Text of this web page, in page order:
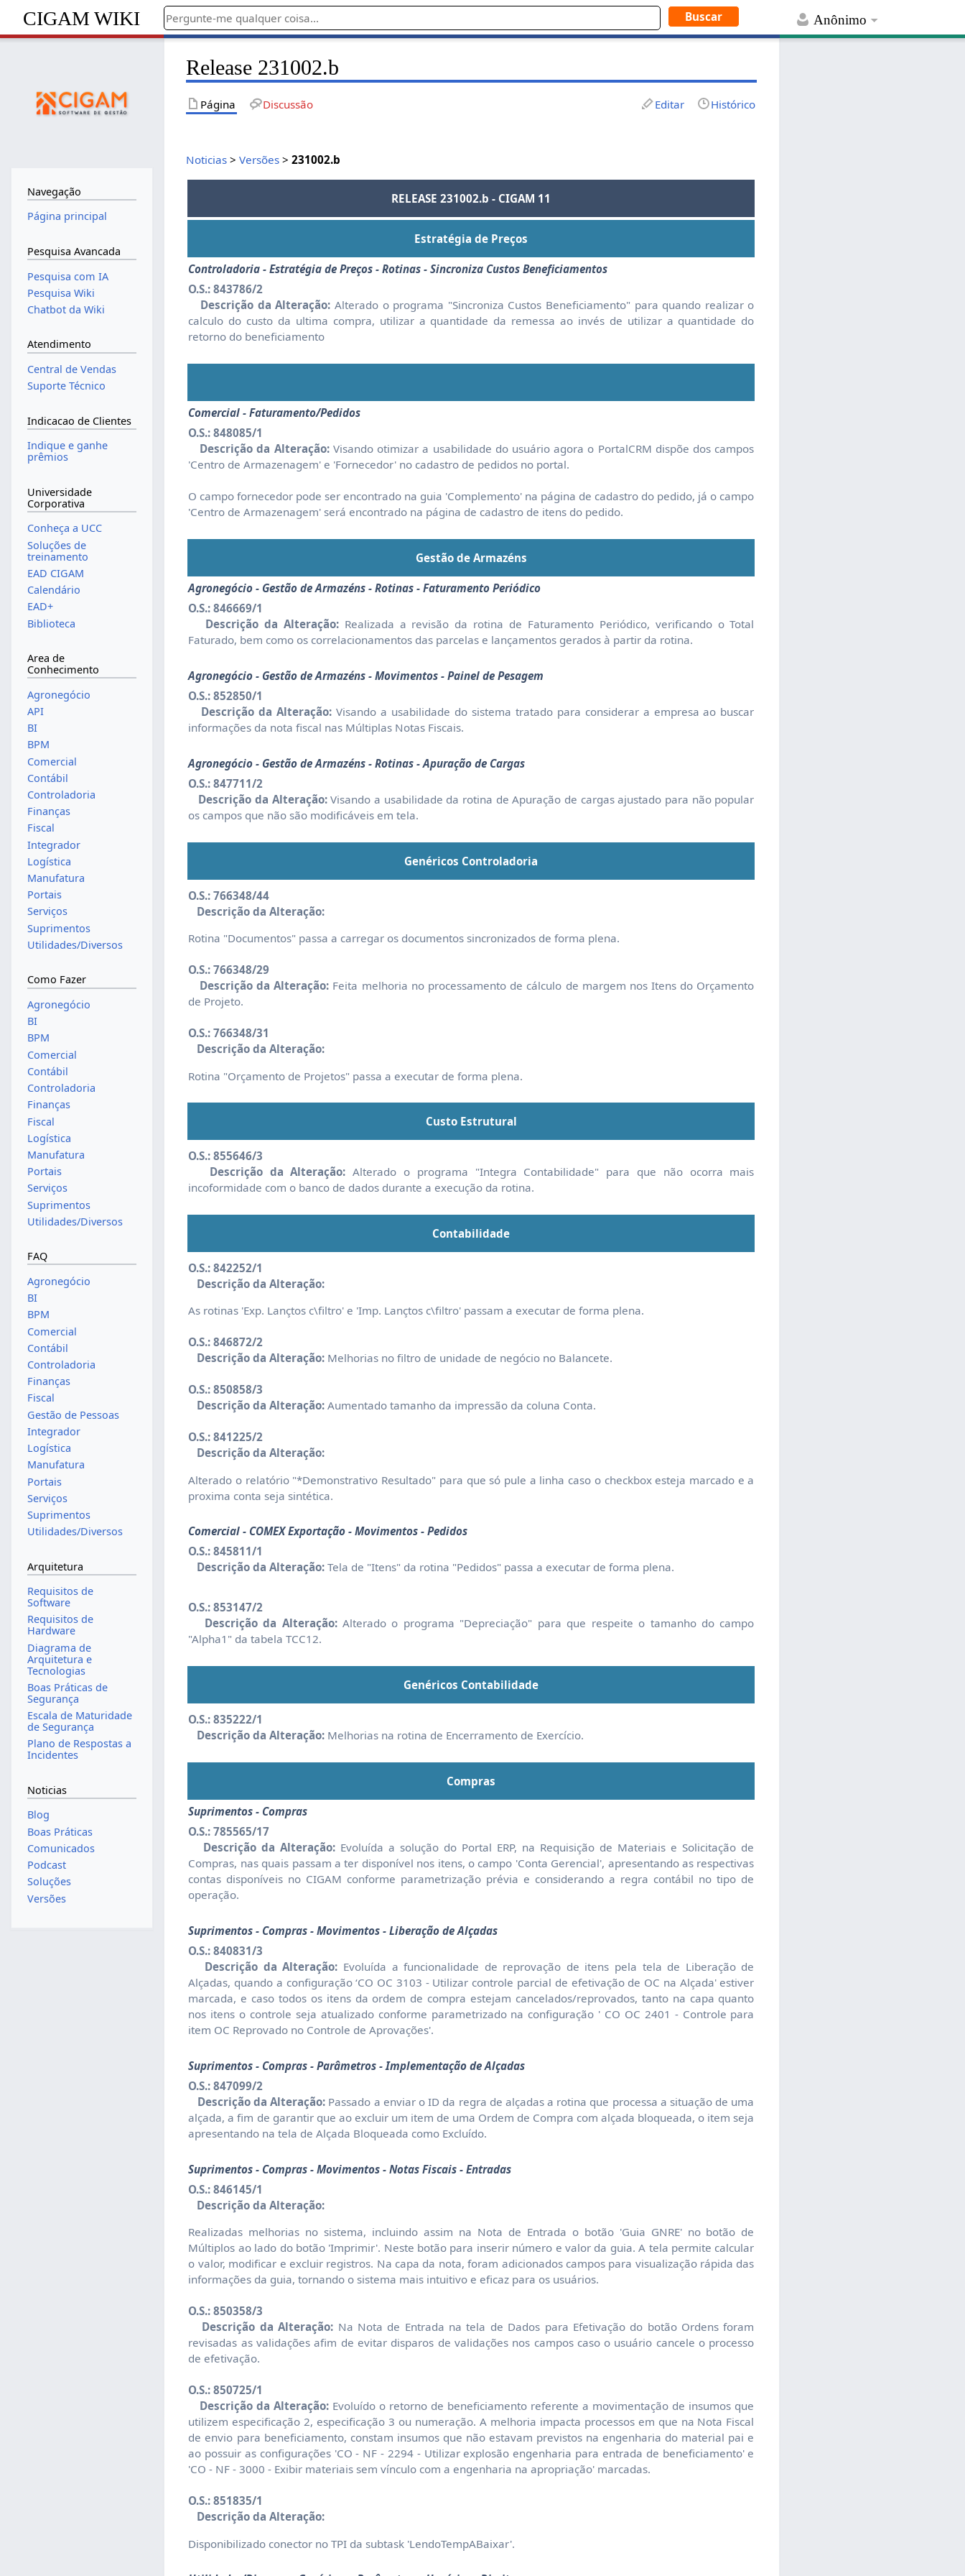
Anônimo
CIGAM WIKI
Release 231002.b
Página Discussão Editar Histórico
Noticias >Versões >231002.b
RELEASE 231002.b - CIGAM 11
Estratégia de Preços
Controladoria - Estratégia de Preços - Rotinas - Sincroniza Custos Beneficiamentos
O.S.: 843786/2
Descrição da Alteração: Alterado o programa "Sincroniza Custos Beneficiamento" para quando realizar o
calculo do custo da ultima compra, utilizar a quantidade da remessa ao invés de utilizar a quantidade do
retorno do beneficiamento
Comercial - Faturamento/Pedidos
O.S.: 848085/1
Descrição da Alteração:Visando otimizar a usabilidade do usuário agora o PortalCRM dispõe dos campos
'Centro de Armazenagem' e 'Fornecedor' no cadastro de pedidos no portal.
O campo fornecedor pode ser encontrado na guia 'Complemento' na página de cadastro do pedido, já o campo
'Centro de Armazenagem' será encontrado na página de cadastro de itens do pedido.
Gestão de Armazéns
Agronegócio - Gestão de Armazéns - Rotinas - Faturamento Periódico
O.S.: 846669/1
Descrição da Alteração:Realizada a revisão da rotina de Faturamento Periódico, verificando o Total
Faturado, bem como os correlacionamentos das parcelas e lançamentos gerados à partir da rotina.
Agronegócio - Gestão de Armazéns - Movimentos - Painel de Pesagem
O.S.: 852850/1
Descrição da Alteração: Visando a usabilidade do sistema tratado para considerar a empresa ao buscar
informações da nota fiscal nas Múltiplas Notas Fiscais.
Agronegócio - Gestão de Armazéns - Rotinas - Apuração de Cargas
O.S.: 847711/2
Descrição da Alteração:Visando a usabilidade da rotina de Apuração de cargas ajustado para não popular
os campos que não são modificáveis em tela.
Genéricos Controladoria
O.S.: 766348/44
Descrição da Alteração:
Rotina "Documentos" passa a carregar os documentos sincronizados de forma plena.
O.S.: 766348/29
Descrição da Alteração: Feita melhoria no processamento de cálculo de margem nos Itens do Orçamento
de Projeto.
O.S.: 766348/31
Descrição da Alteração:
Rotina "Orçamento de Projetos" passa a executar de forma plena.
Custo Estrutural
O.S.: 855646/3
Descrição da Alteração: Alterado o programa "Integra Contabilidade" para que não ocorra mais
incoformidade com o banco de dados durante a execução da rotina.
Contabilidade
O.S.: 842252/1
Descrição da Alteração:
As rotinas 'Exp. Lançtos c\filtro' e 'Imp. Lançtos c\filtro' passam a executar de forma plena.
O.S.: 846872/2
Descrição da Alteração: Melhorias no filtro de unidade de negócio no Balancete.
O.S.: 850858/3
Descrição da Alteração: Aumentado tamanho da impressão da coluna Conta.
O.S.: 841225/2
Descrição da Alteração:
Alterado o relatório "*Demonstrativo Resultado" para que só pule a linha caso o checkbox esteja marcado e a
proxima conta seja sintética.
Comercial - COMEX Exportação - Movimentos - Pedidos
O.S.: 845811/1
Descrição da Alteração: Tela de "Itens" da rotina "Pedidos" passa a executar de forma plena.
O.S.: 853147/2
Descrição da Alteração:Alterado o programa "Depreciação" para que respeite o tamanho do campo
"Alpha1" da tabela TCC12.
Genéricos Contabilidade
O.S.: 835222/1
Descrição da Alteração: Melhorias na rotina de Encerramento de Exercício.
Compras
Suprimentos - Compras
O.S.: 785565/17
Descrição da Alteração: Evoluída a solução do Portal ERP, na Requisição de Materiais e Solicitação de
Compras, nas quais passam a ter disponível nos itens, o campo 'Conta Gerencial', apresentando as respectivas
contas disponíveis no CIGAM conforme parametrização prévia e considerando a regra contábil no tipo de
operação.
Suprimentos - Compras - Movimentos - Liberação de Alçadas
O.S.: 840831/3
Descrição da Alteração: Evoluída a funcionalidade de reprovação de itens pela tela de Liberação de
Alçadas, quando a configuração ‘CO OC 3103 - Utilizar controle parcial de efetivação de OC na Alçada' estiver
marcada, e caso todos os itens da ordem de compra estejam cancelados/reprovados, tanto na capa quanto
nos itens o controle seja atualizado conforme parametrizado na configuração ' CO OC 2401 - Controle para
item OC Reprovado no Controle de Aprovações'.
Suprimentos - Compras - Parâmetros - Implementação de Alçadas
O.S.: 847099/2
Descrição da Alteração: Passado a enviar o ID da regra de alçadas a rotina que processa a situação de uma
alçada, a fim de garantir que ao excluir um item de uma Ordem de Compra com alçada bloqueada, o item seja
apresentando na tela de Alçada Bloqueada como Excluído.
Suprimentos - Compras - Movimentos - Notas Fiscais - Entradas
O.S.: 846145/1
Descrição da Alteração:
Realizadas melhorias no sistema, incluindo assim na Nota de Entrada o botão 'Guia GNRE' no botão de
Múltiplos ao lado do botão 'Imprimir'. Neste botão para inserir número e valor da guia. A tela permite calcular
o valor, modificar e excluir registros. Na capa da nota, foram adicionados campos para visualização rápida das
informações da guia, tornando o sistema mais intuitivo e eficaz para os usuários.
O.S.: 850358/3
Descrição da Alteração: Na Nota de Entrada na tela de Dados para Efetivação do botão Ordens foram
revisadas as validações afim de evitar disparos de validações nos campos caso o usuário cancele o processo
de efetivação.
O.S.: 850725/1
Descrição da Alteração:Evoluído o retorno de beneficiamento referente a movimentação de insumos que
utilizem especificação 2, especificação 3 ou numeração. A melhoria impacta processos em que na Nota Fiscal
de envio para beneficiamento, constam insumos que não estavam previstos na engenharia do material pai e
ao possuir as configurações 'CO - NF - 2294 - Utilizar explosão engenharia para entrada de beneficiamento' e
'CO - NF - 3000 - Exibir materiais sem vínculo com a engenharia na apropriação' marcadas.
O.S.: 851835/1
Descrição da Alteração:
Disponibilizado conector no TPI da subtask 'LendoTempABaixar'.
Navegação
Página principal
Pesquisa Avancada
Pesquisa com IA
Pesquisa Wiki
Chatbot da Wiki
Atendimento
Central de Vendas
Suporte Técnico
Indicacao de Clientes
Indique e ganhe
prêmios
Universidade
Corporativa
Conheça a UCC
Soluções de
treinamento
EAD CIGAM
Calendário
EAD+
Biblioteca
Area de
Conhecimento
Agronegócio
API
BI
BPM
Comercial
Contábil
Controladoria
Finanças
Fiscal
Integrador
Logística
Manufatura
Portais
Serviços
Suprimentos
Utilidades/Diversos
Como Fazer
Agronegócio
BI
BPM
Comercial
Contábil
Controladoria
Finanças
Fiscal
Logística
Manufatura
Portais
Serviços
Suprimentos
Utilidades/Diversos
FAQ
Agronegócio
BI
BPM
Comercial
Contábil
Controladoria
Finanças
Fiscal
Gestão de Pessoas
Integrador
Logística
Manufatura
Portais
Serviços
Suprimentos
Utilidades/Diversos
Arquitetura
Requisitos de
Software
Requisitos de
Hardware
Diagrama de
Arquitetura e
Tecnologias
Boas Práticas de
Segurança
Escala de Maturidade
de Segurança
Plano de Respostas a
Incidentes
Noticias
Blog
Boas Práticas
Comunicados
Podcast
Soluções
Versões